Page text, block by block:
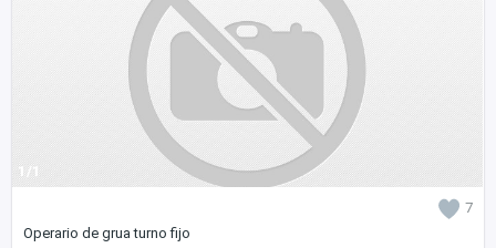
1/1
7
Operario de grua turno fijo